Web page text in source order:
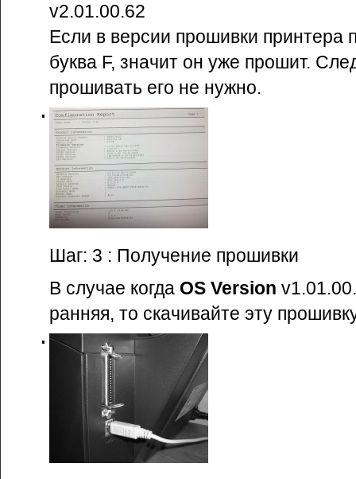
v2.01.00.62
Если в версии прошивки принтера
буква F, значит он уже прошит.
прошивать его не нужно.
Шаг: 3 : Получение прошивки
В случае когда OS Version
ранняя, то скачивайте эту